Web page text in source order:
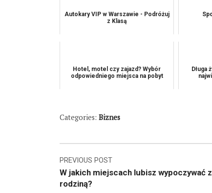
Autokary VIP w Warszawie - Podróżuj
z Klasą
Hotel, motel czy zajazd? Wybór
odpowiedniego miejsca na pobyt
Długa
Categories: Biznes
Nawigacja
wpisu
PREVIOUS POST
W jakich miejscach lubisz wypoczywać z
rodziną?